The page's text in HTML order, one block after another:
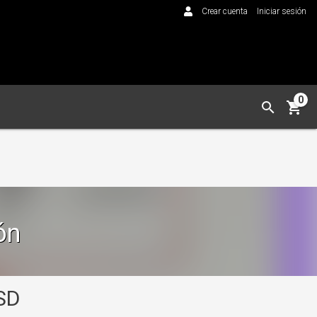
Crear cuenta Iniciar sesión
0